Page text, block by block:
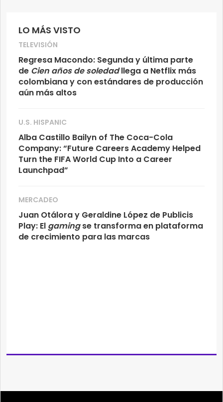
LO MÁS VISTO
TELEVISIÓN
Regresa Macondo: Segunda y última parte
de Cien años de soledadllega a Netflix más
colombiana y con estándares de producción
aún más altos
U.S. HISPANIC
Alba Castillo Bailyn of The Coca-Cola
Company: “Future Careers Academy Helped
Turn the FIFA World Cup Into a Career
Launchpad”
MERCADEO
Juan Otálora y Geraldine López de Publicis
Play: El gamingse transforma en plataforma
de crecimiento para las marcas